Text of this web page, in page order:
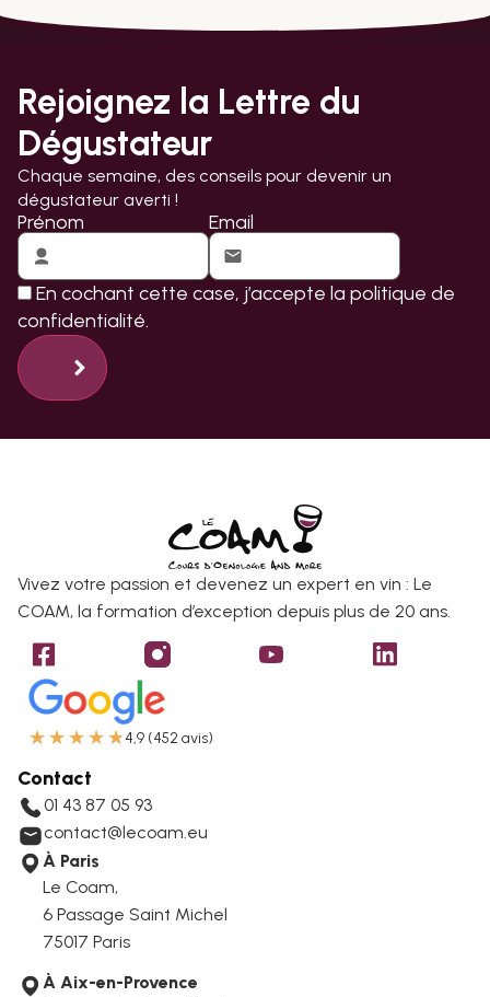
Rejoignez la Lettre du
Dégustateur
Chaque semaine, des conseils pour devenir un
dégustateur averti !
Prénom Email
En cochant cette case, j’accepte la politique de
confidentialité.
Vivez votre passion et devenez un expert en vin : Le
COAM, la formation d’exception depuis plus de 20 ans.
★ ★ ★ ★ ★4,9 (452 avis)
Contact
01 43 87 05 93
contact@lecoam.eu
À Paris
Le Coam,
6 Passage Saint Michel
75017 Paris
À Aix-en-Provence